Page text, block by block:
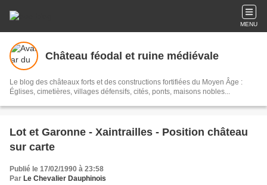
MENU
Château féodal et ruine médiévale
Le blog des châteaux forts et des constructions fortifiées du Moyen Âge :
Églises, cimetières, villages défensifs, cités, ponts, maisons nobles...
Lot et Garonne - Xaintrailles - Position château
sur carte
Publié le 17/02/1990 à 23:58
Par Le Chevalier Dauphinois